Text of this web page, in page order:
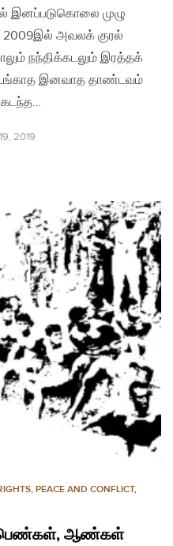
இனப்படுகொலை முழு
2009இல் அவலக் குரல்
நந்திக்கடலும் இரத்தக்
இனவாத தாண்டவம்
2019
, PEACE AND CONFLICT,
பெண்கள், ஆண்கள்